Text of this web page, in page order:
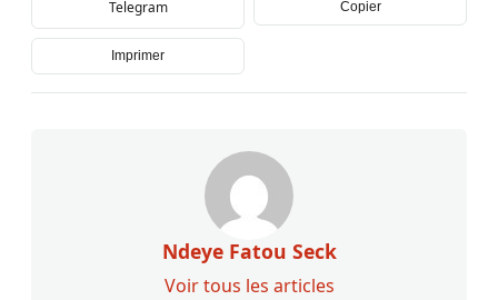
Telegram Copier
Imprimer
Ndeye Fatou Seck
Voir tous les articles